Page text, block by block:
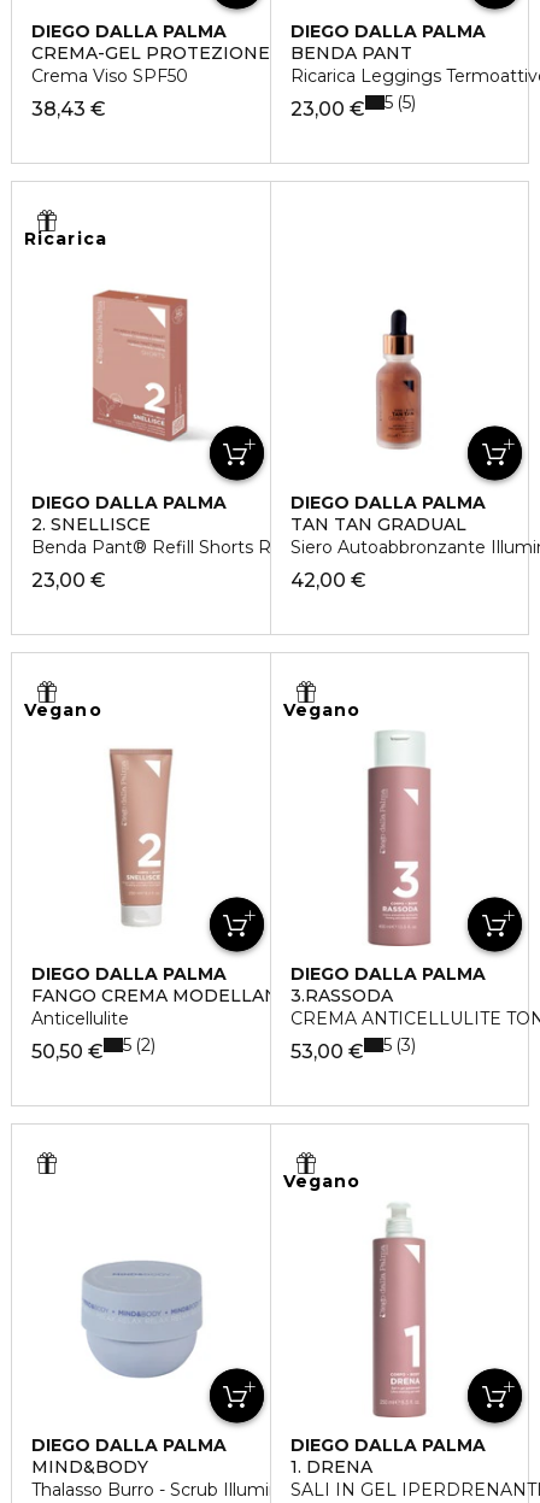
DIEGO DALLA PALMA
CREMA-GEL PROTEZIONE SOLARE GIORNALIERA
Crema Viso SPF50
38,43 €
DIEGO DALLA PALMA
BENDA PANT
Ricarica Leggings
23,00 € 5 5
Ricarica
DIEGO DALLA PALMA
2. SNELLISCE
Benda Pant® Refill Shorts Rimodellanti
23,00 €
DIEGO DALLA PALMA
TAN TAN GRADUAL
Siero Autoabbronzante
42,00 €
Vegano
DIEGO DALLA PALMA
FANGO CREMA MODELLANTE EFFETTO SAUNA
Anticellulite
50,50 € 5 2
Vegano
DIEGO DALLA PALMA
3.RASSODA
CREMA ANTICELLULITE
53,00 € 5 3
DIEGO DALLA PALMA
MIND&BODY
Thalasso Burro - Scrub Illuminante
Vegano
DIEGO DALLA PALMA
1. DRENA
SALI IN GEL